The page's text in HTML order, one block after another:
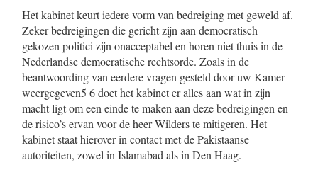
Het kabinet keurt iedere vorm van bedreiging met geweld af.
Zeker bedreigingen die gericht zijn aan democratisch
gekozen politici zijn onacceptabel en horen niet thuis in de
Nederlandse democratische rechtsorde. Zoals in de
beantwoording van eerdere vragen gesteld door uw Kamer
weergegeven5 6 doet het kabinet er alles aan wat in zijn
macht ligt om een einde te maken aan deze bedreigingen en
de risico’s ervan voor de heer Wilders te mitigeren. Het
kabinet staat hierover in contact met de Pakistaanse
autoriteiten, zowel in Islamabad als in Den Haag.